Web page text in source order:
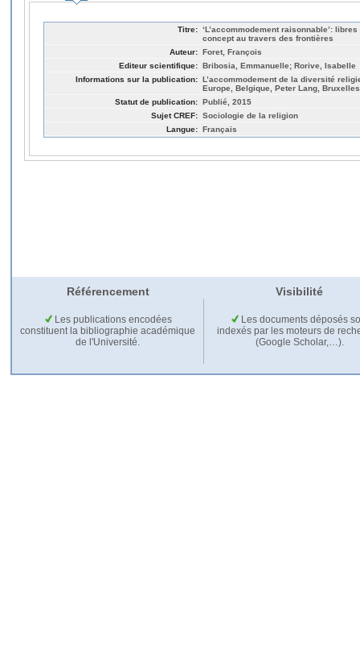
Titre: ‘L’accommodement raisonnable’:
concept au travers des frontières
Auteur: Foret, François
Editeur scientifique: Bribosia, Emmanuelle; Rorive, Isabelle
Informations sur la publication: L’accommodement de la diversité
Europe, Belgique, Peter Lang,
Statut de publication: Publié, 2015
Sujet CREF: Sociologie de la religion
Langue: Français
Référencement Visibilité
Les publications encodées
constituent la bibliographie académique
de l'Université.
Les documents déposés
indexés par les moteurs de
(Google Scholar,…).